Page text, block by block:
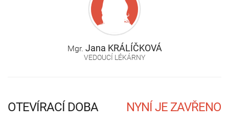
Mgr. Jana KRÁLÍČKOVÁ
VEDOUCÍ LÉKÁRNY
OTEVÍRACÍ DOBA